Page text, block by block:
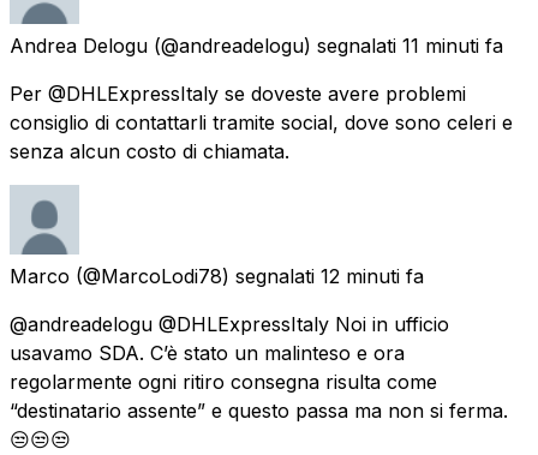
Andrea Delogu (@andreadelogu) segnalati 11 minuti fa
Per @DHLExpressItaly se doveste avere problemi
consiglio di contattarli tramite social, dove sono celeri e
senza alcun costo di chiamata.
Marco (@MarcoLodi78) segnalati 12 minuti fa
@andreadelogu @DHLExpressItaly Noi in ufficio
usavamo SDA. C’è stato un malinteso e ora
regolarmente ogni ritiro consegna risulta come
“destinatario assente” e questo passa ma non si ferma.
😒😒😒